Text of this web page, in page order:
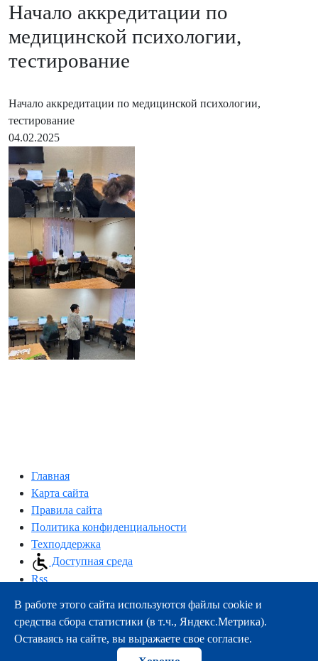
Начало аккредитации по
медицинской психологии,
тестирование
Начало аккредитации по медицинской психологии,
тестирование
04.02.2025
Главная
Карта сайта
Правила сайта
Политика конфиденциальности
Техподдержка
Доступная среда
Rss
163000, г.Архангельск, пр-т Троицкий, 51
тел.:+7 (8182) 21-11-63
e-mail:info@nsmu.ru
В работе этого сайта используются файлы cookie и
средства сбора статистики (в т.ч., Яндекс.Метрика).
Оставаясь на сайте, вы выражаете свое согласие.